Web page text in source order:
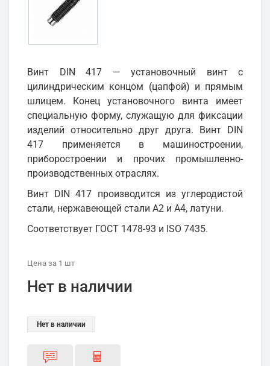
Винт DIN 417 — установочный винт с
цилиндрическим концом (цапфой) и прямым
шлицем. Конец установочного винта имеет
специальную форму, служащую для фиксации
изделий относительно друг друга. Винт DIN
417 применяется в машиностроении,
приборостроении и прочих промышленно-
производственных отраслях.
Винт DIN 417 производится из углеродистой
стали, нержавеющей стали А2 и А4, латуни.
Соответствует ГОСТ 1478-93 и ISO 7435.
Цена за 1 шт
Нет в наличии
Нет в наличии